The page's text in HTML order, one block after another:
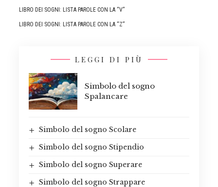
LIBRO DEI SOGNI: LISTA PAROLE CON LA “V”
LIBRO DEI SOGNI: LISTA PAROLE CON LA “Z”
LEGGI DI PIÙ
Simbolo del sogno
Spalancare
Simbolo del sogno Scolare
Simbolo del sogno Stipendio
Simbolo del sogno Superare
Simbolo del sogno Strappare